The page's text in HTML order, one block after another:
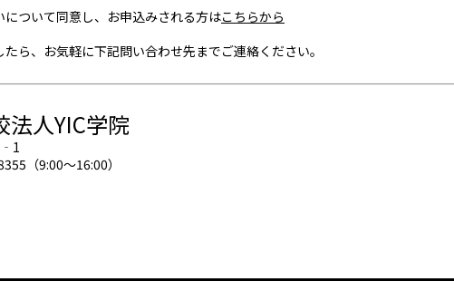
ついて同意し、お申込みされる方はこちらから
ら、お気軽に下記問い合わせ先までご連絡ください。
法人YIC学院
（9:00～16:00）